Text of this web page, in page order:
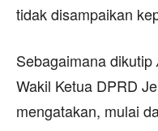
tidak disampaikan
Sebagaimana dikutip
Wakil Ketua DPRD
mengatakan, mulai